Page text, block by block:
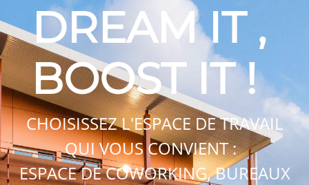
DREAM IT ,
BOOST IT !
CHOISISSEZ L'ESPACE DE TRAVAIL
QUI VOUS CONVIENT :
ESPACE DE COWORKING, BUREAUX